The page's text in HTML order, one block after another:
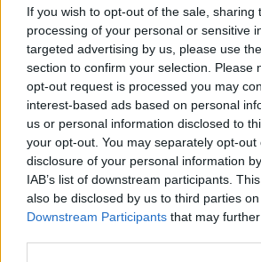
If you wish to opt-out of the sale, sharing
processing of your personal or sensitive
targeted advertising by us, please use
section to confirm your selection. Please
opt-out request is processed you may
interest-based ads based on personal
us or personal information disclosed to
your opt-out. You may separately opt-
disclosure of your personal information
IAB’s list of downstream participants.
also be disclosed by us to third parties
Downstream Participants that may
Το FIAT 500 Hybrid τώρα από 18.990 ευρώ
Θανάσης Σπανούλης: "Θα είμαι
χαρούμενος με ένα μετάλλιο"
Στους
Γουόκερ
HELLENiQ ENERGY: Κέρδη 393 εκατ. ευρώ
εκατ. ευρώ τα EBITDA